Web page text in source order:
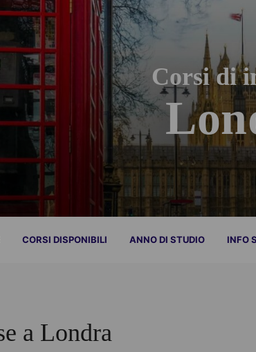
Corsi di
CORSI DISPONIBILI ANNO DI STUDIO INFO
a Londra